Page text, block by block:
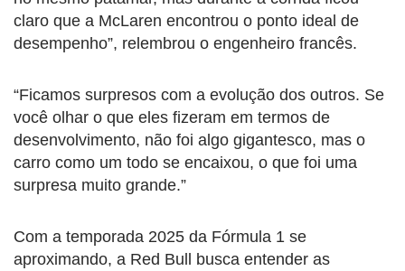
claro que a McLaren encontrou o ponto ideal de
desempenho”, relembrou o engenheiro francês.
“Ficamos surpresos com a evolução dos outros. Se
você olhar o que eles fizeram em termos de
desenvolvimento, não foi algo gigantesco, mas o
carro como um todo se encaixou, o que foi uma
surpresa muito grande.”
Com a temporada 2025 da Fórmula 1 se
aproximando, a Red Bull busca entender as